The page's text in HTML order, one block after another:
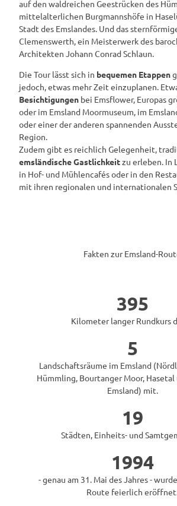
auf den waldreichen Geestrücken des
mittelalterlichen Burgmannshöfe in
Stadt des Emslandes. Und das
Clemenswerth, ein Meisterwerk des
Architekten Johann Conrad Schlaun.
Die Tour lässt sich in bequemen Etappen
jedoch, etwas mehr Zeit einzuplanen.
Besichtigungen bei Emsflower, Europas
oder im Emsland Moormuseum, im
oder einer der anderen spannenden
Region.
Zudem gibt es reichlich Gelegenheit,
emsländische Gastlichkeitzu erleben. In
in Hof- und Mühlencafés oder in den
mit ihren regionalen und internationalen
Fakten zur Emsland-
395
Kilometer langer Rundkurs
5
Landschaftsräume im Emsland
Hümmling, Bourtanger Moor, Hasetal
Emsland) mit.
19
Städten, Einheits- und
1994
- genau am 31. Mai des Jahres -
Route feierlich